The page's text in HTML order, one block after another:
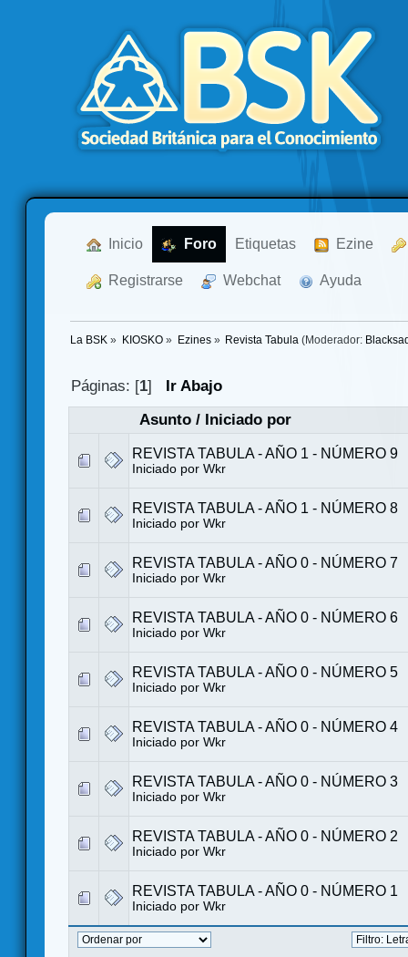
Inicio Foro Etiquetas Ezine
Registrarse Webchat Ayuda
La BSK » KIOSKO» Ezines» Revista Tabula (Moderador:
Páginas: [1]
Ir Abajo
Asunto/ Iniciado por
REVISTA TABULA - AÑO 1 - NÚMERO 9
Iniciado por Wkr
REVISTA TABULA - AÑO 1 - NÚMERO 8
Iniciado por Wkr
REVISTA TABULA - AÑO 0 - NÚMERO 7
Iniciado por Wkr
REVISTA TABULA - AÑO 0 - NÚMERO 6
Iniciado por Wkr
REVISTA TABULA - AÑO 0 - NÚMERO 5
Iniciado por Wkr
REVISTA TABULA - AÑO 0 - NÚMERO 4
Iniciado por Wkr
REVISTA TABULA - AÑO 0 - NÚMERO 3
Iniciado por Wkr
REVISTA TABULA - AÑO 0 - NÚMERO 2
Iniciado por Wkr
REVISTA TABULA - AÑO 0 - NÚMERO 1
Iniciado por Wkr